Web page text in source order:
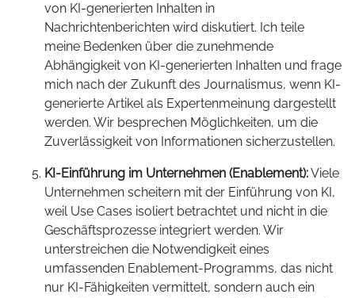
von KI-generierten Inhalten in
Nachrichtenberichten wird diskutiert. Ich teile
meine Bedenken über die zunehmende
Abhängigkeit von KI-generierten Inhalten und frage
mich nach der Zukunft des Journalismus, wenn KI-
generierte Artikel als Expertenmeinung dargestellt
werden. Wir besprechen Möglichkeiten, um die
Zuverlässigkeit von Informationen sicherzustellen.
KI-Einführung im Unternehmen (Enablement):Viele
Unternehmen scheitern mit der Einführung von KI,
weil Use Cases isoliert betrachtet und nicht in die
Geschäftsprozesse integriert werden. Wir
unterstreichen die Notwendigkeit eines
umfassenden Enablement-Programms, das nicht
nur KI-Fähigkeiten vermittelt, sondern auch ein